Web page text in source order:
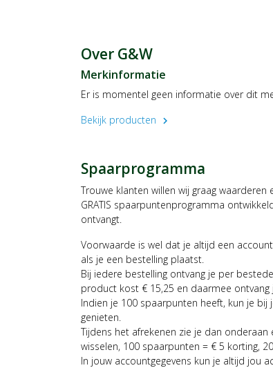
Over G&W
Merkinformatie
Er is momentel geen informatie over dit
Bekijk producten
chevron_right
Spaarprogramma
Trouwe klanten willen wij graag
GRATIS spaarpuntenprogramma
ontvangt.
Voorwaarde is wel dat je altijd een
als je een bestelling plaatst.
Bij iedere bestelling ontvang je per
product kost € 15,25 en daarmee
Indien je 100 spaarpunten heeft, kun je
genieten.
Tijdens het afrekenen zie je dan
wisselen, 100 spaarpunten = € 5 korting,
In jouw accountgegevens kun je altijd jou